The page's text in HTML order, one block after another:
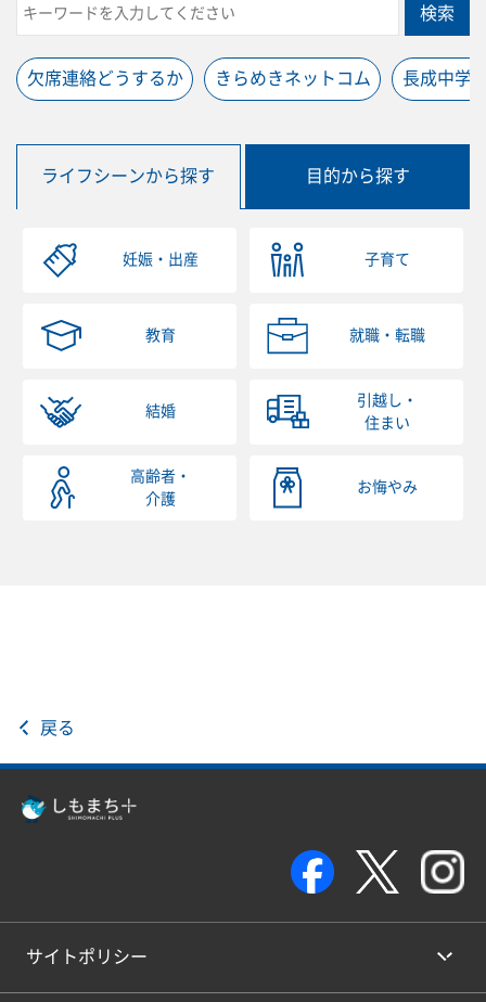
検索
欠席連絡どうするか きらめきネットコム 長成中学
ライフシーンから探す 目的から探す
妊娠・出産 子育て
教育 就職・転職
結婚
引越し・
住まい
高齢者・
介護
お悔やみ
戻る
サイトポリシー